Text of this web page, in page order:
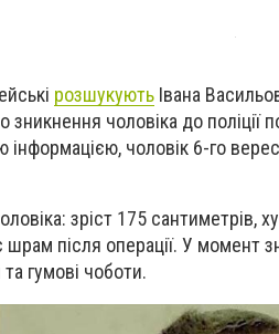
розшукують Івана
чоловіка до поліції
чоловік 6-го
зріст 175 сантиметрів,
шрам після операції. У момент
гумові чоботи.